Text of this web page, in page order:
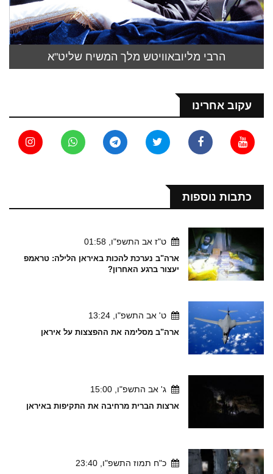
הרבי מליובאוויטש מלך המשיח שליט"א
עקוב אחרינו
כתבות נוספות
ט"ז אב התשפ"ו, 01:58
ארה"ב נערכת להכות באיראן הלילה: טראמפ
יעצור ברגע האחרון?
ט' אב התשפ"ו, 13:24
ארה"ב מסלימה את ההפצצות על איראן
ג' אב התשפ"ו, 15:00
ארצות הברית מרחיבה את התקיפות באיראן
כ"ח תמוז התשפ"ו, 23:40